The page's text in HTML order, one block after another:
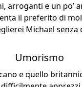
arroganti e un po’
il preferito di
Michael senza
Umorismo
e quello